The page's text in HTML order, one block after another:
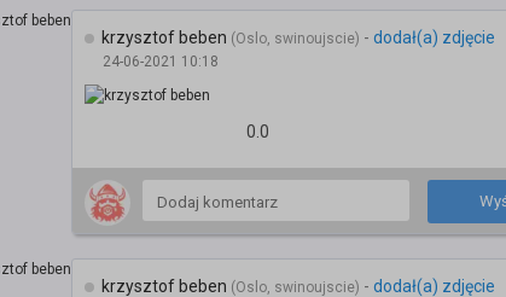
krzysztof beben (Oslo, swinoujscie) - dodał(a) zdjęcie
24-06-2021 10:18
0.0
krzysztof beben (Oslo, swinoujscie) - dodał(a) zdjęcie